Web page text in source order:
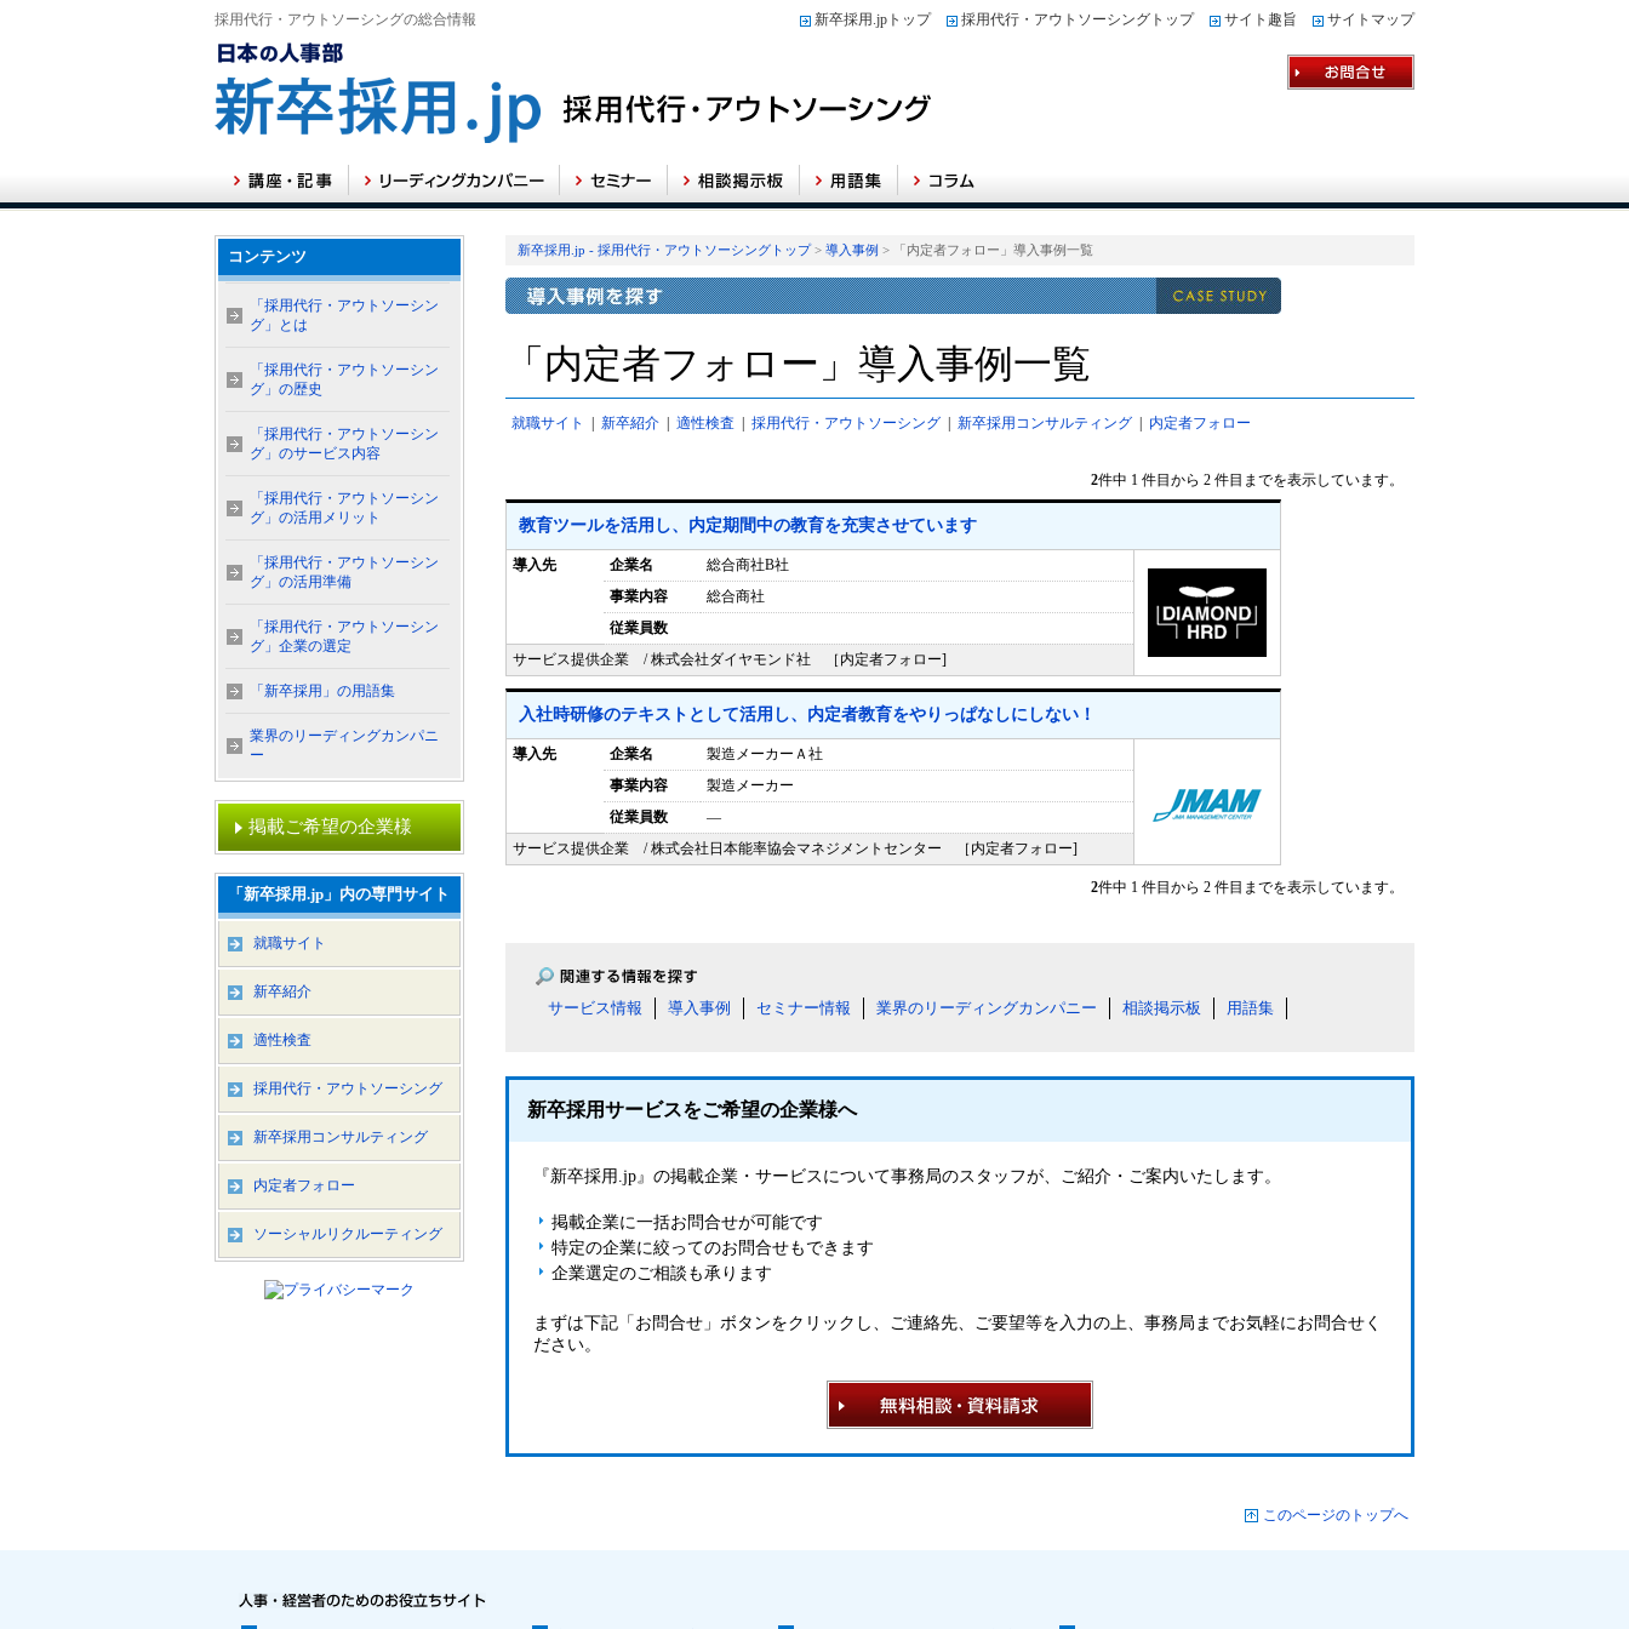
採用代行・アウトソーシングの総合情報 新卒採用.jpトップ 採用代行・アウトソーシングトップ サイト趣旨 サイトマップ
新卒採用.jp - 採用代行・アウトソーシングトップ> 導入事例 > 「内定者フォロー」導入事例一覧
「内定者フォロー」導入事例一覧
就職サイト 新卒紹介 適性検査 採用代行・アウトソーシング 新卒採用コンサルティング 内定者フォロー
2件中 1 件目から 2 件目までを表示しています。
教育ツールを活用し、内定期間中の教育を充実させています
導入先 企業名
総合商社B社
事業内容
総合商社
従業員数
サービス提供企業 / 株式会社ダイヤモンド社 ［内定者フォロー]
入社時研修のテキストとして活用し、内定者教育をやりっぱなしにしない！
導入先 企業名
製造メーカーＡ社
事業内容
製造メーカー
従業員数
―
サービス提供企業 / 株式会社日本能率協会マネジメントセンター ［内定者フォロー]
2件中 1 件目から 2 件目までを表示しています。
サービス情報 導入事例 セミナー情報 業界のリーディングカンパニー 相談掲示板 用語集
新卒採用サービスをご希望の企業様へ
『新卒採用.jp』の掲載企業・サービスについて事務局のスタッフが、ご紹介・ご案内いたします。
掲載企業に一括お問合せが可能です
特定の企業に絞ってのお問合せもできます
企業選定のご相談も承ります
まずは下記「お問合せ」ボタンをクリックし、ご連絡先、ご要望等を入力の上、事務局までお気軽にお問合せく
ださい。
コンテンツ
「採用代行・アウトソーシン
グ」とは
「採用代行・アウトソーシン
グ」の歴史
「採用代行・アウトソーシン
グ」のサービス内容
「採用代行・アウトソーシン
グ」の活用メリット
「採用代行・アウトソーシン
グ」の活用準備
「採用代行・アウトソーシン
グ」企業の選定
「新卒採用」の用語集
業界のリーディングカンパニ
ー
掲載ご希望の企業様
「新卒採用.jp」内の専門サイト
就職サイト
新卒紹介
適性検査
採用代行・アウトソーシング
新卒採用コンサルティング
内定者フォロー
ソーシャルリクルーティング
このページのトップへ